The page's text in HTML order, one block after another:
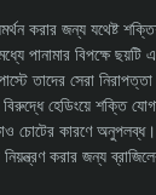
করার জন্য যথেষ্ট
পানামার বিপক্ষে ছয়টি
তাদের সেরা
হেডিংয়ে শক্তি
চোটের কারণে
নিয়ন্ত্রণ করার জন্য